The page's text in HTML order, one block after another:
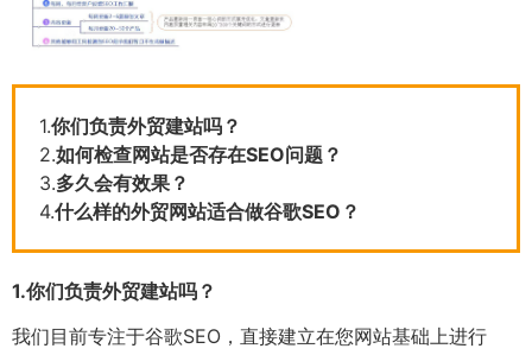
1.你们负责外贸建站吗？
2.如何检查网站是否存在SEO问题？
3.多久会有效果？
4.什么样的外贸网站适合做谷歌SEO？
1.你们负责外贸建站吗？
我们目前专注于谷歌SEO，直接建立在您网站基础上进行